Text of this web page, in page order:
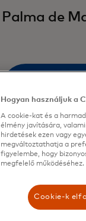
Palma de
Hogyan használjuk a
A cookie-kat és a
élmény javítására,
hirdetések ezen vagy
megváltoztathatja a
figyelembe, hogy
megfelelő
Cookie-k